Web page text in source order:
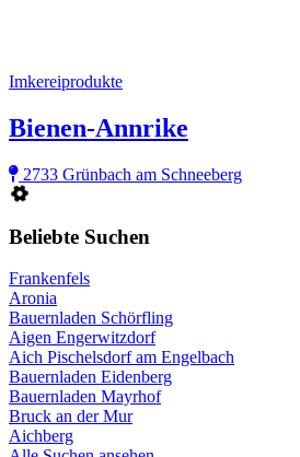
Imkereiprodukte
Bienen-Annrike
2733 Grünbach am Schneeberg
Beliebte Suchen
Frankenfels
Aronia
Bauernladen Schörfling
Aigen Engerwitzdorf
Aich Pischelsdorf am Engelbach
Bauernladen Eidenberg
Bauernladen Mayrhof
Bruck an der Mur
Aichberg